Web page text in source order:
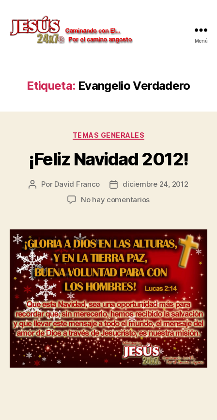
Menú
Etiqueta: Evangelio Verdadero
Categorías
TEMAS GENERALES
¡Feliz Navidad 2012!
Autor
Por David Franco
Fechadiciembre 24, 2012
No hay comentariosen
2012!